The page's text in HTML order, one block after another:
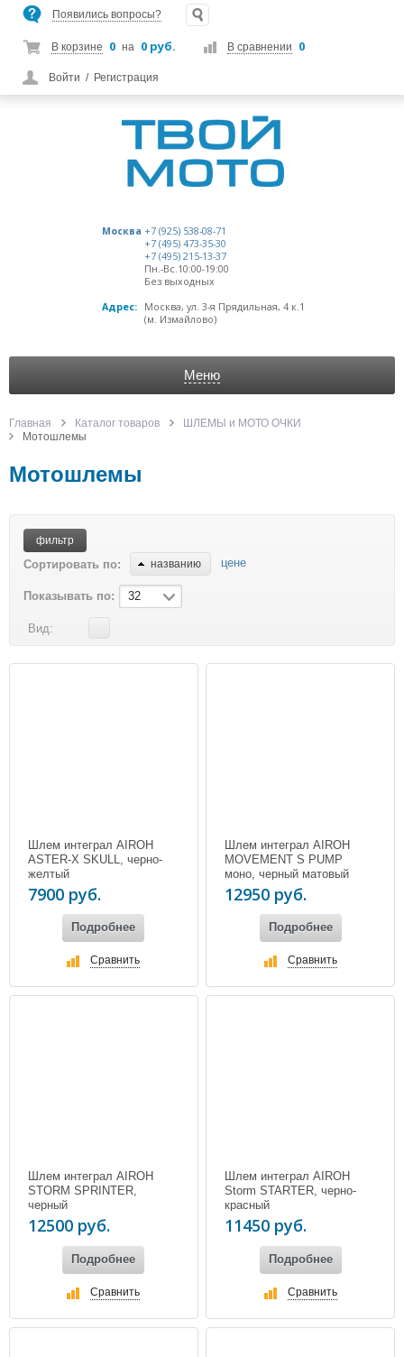
Появились вопросы?
В корзине 0 на 0 руб. В сравнении 0
Войти / Регистрация
Москва +7 (925) 538-08-71
+7 (495) 473-35-30
+7 (495) 215-13-37
Пн.-Вс.10:00-19:00
Без выходных
Адрес:
Москва, ул. 3-я Прядильная, 4 к.1
(м. Измайлово)
Меню
Главная Каталог товаров
ШЛЕМЫ и МОТО ОЧКИ
Мотошлемы
Мотошлемы
фильтр
Сортировать по: названию цене
Показывать по: 32
Вид:
Шлем интеграл AIROH
ASTER-X SKULL, черно-
желтый
7900 руб.
Подробнее
Сравнить
Шлем интеграл AIROH
MOVEMENT S PUMP
моно, черный матовый
12950 руб.
Подробнее
Сравнить
Шлем интеграл AIROH
STORM SPRINTER,
черный
12500 руб.
Подробнее
Сравнить
Шлем интеграл AIROH
Storm STARTER, черно-
красный
11450 руб.
Подробнее
Сравнить